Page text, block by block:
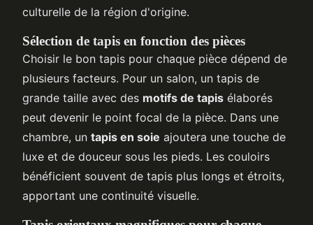
culturelle de la région d'origine.
Sélection de tapis en fonction des pièces
Choisir le bon tapis pour chaque pièce dépend de
plusieurs facteurs. Pour un salon, un tapis de
grande taille avec des motifs de tapis élaborés
peut devenir le point focal de la pièce. Dans une
chambre, un tapis en soie ajoutera une touche de
luxe et de douceur sous les pieds. Les couloirs
bénéficient souvent de tapis plus longs et étroits,
apportant une continuité visuelle.